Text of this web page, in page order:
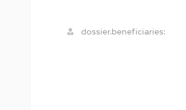
dossier.beneficiaries: